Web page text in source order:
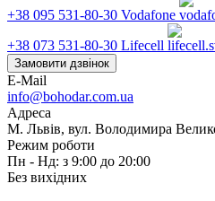
+38 095 531-80-30 Vodafone
+38 073 531-80-30 Lifecell
Замовити дзвінок
E-Mail
info@bohodar.com.ua
Адреса
М. Львів, вул. Володимира
Режим роботи
Пн - Нд: з 9:00 до 20:00
Без вихідних